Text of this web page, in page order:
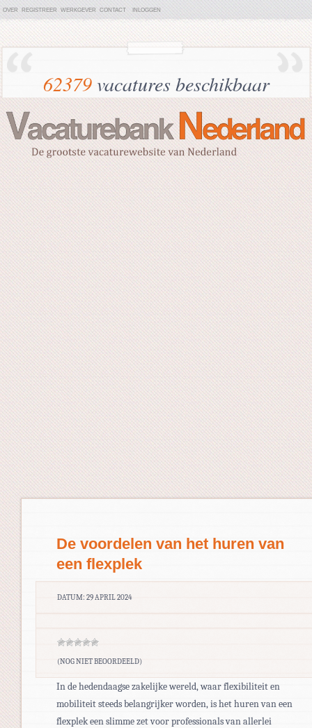
OVER REGISTREER WERKGEVER CONTACT INLOGGEN
62379vacatures beschikbaar
De voordelen van het huren van
een flexplek
DATUM: 29 APRIL 2024
(NOG NIET BEOORDEELD)
In de hedendaagse zakelijke wereld, waar flexibiliteit en
mobiliteit steeds belangrijker worden, is het huren van een
flexplek een slimme zet voor professionals van allerlei